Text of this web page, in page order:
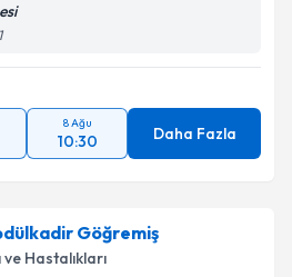
8 Ağu
10:30 Daha Fazla
Göğremiş
ve Hastalıkları